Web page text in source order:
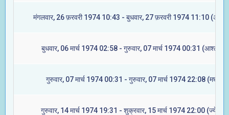
मंगलवार, 26 फ़रवरी 1974 10:43 - बुधवार, 27 फ़रवरी 1974 11:10
बुधवार, 06 मार्च 1974 02:58 - गुरुवार, 07 मार्च 1974 00:31 (आश्लेषा)
गुरुवार, 07 मार्च 1974 00:31 - गुरुवार, 07 मार्च 1974 22:08 (मघा)
गुरुवार, 14 मार्च 1974 19:31 - शुक्रवार, 15 मार्च 1974 22:00 (ज्येष्टा)